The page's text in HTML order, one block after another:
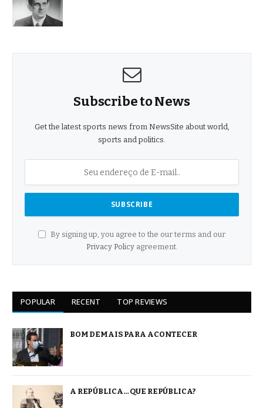
Subscribe to News
Get the latest sports news from NewsSite about world,
sports and politics.
By signing up, you agree to the our terms and our
Privacy Policyagreement.
POPULAR RECENT TOP REVIEWS
BOM DEMAIS PARA ACONTECER
A REPÚBLICA… QUE REPÚBLICA?